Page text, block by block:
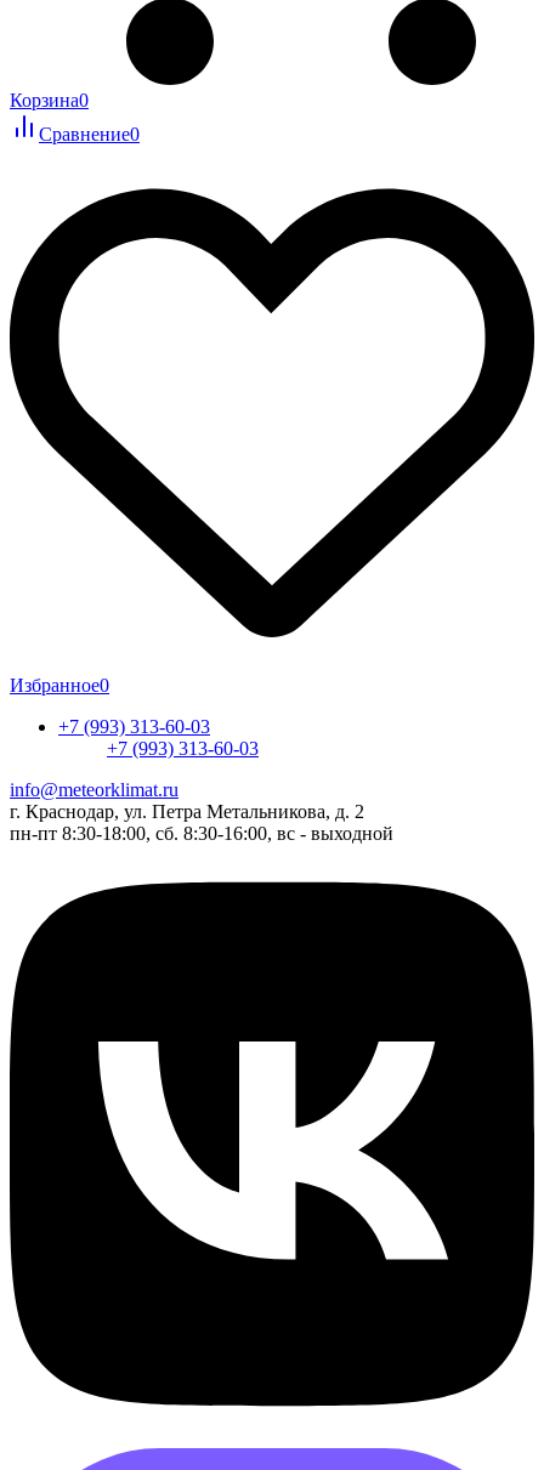
Корзина0
Сравнение0
Избранное0
+7 (993) 313-60-03
+7 (993) 313-60-03
info@meteorklimat.ru
г. Краснодар, ул. Петра Метальникова, д. 2
пн-пт 8:30-18:00, сб. 8:30-16:00, вс - выходной